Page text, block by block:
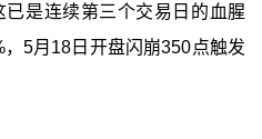
已是连续第三个交易日的血腥
5月18日开盘闪崩350点触发